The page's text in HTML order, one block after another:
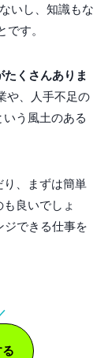
いし、知識もな
す。
たくさんありま
や、人手不足の
う風土のある
り、まずは簡単
良いでしょ
ジできる仕事を